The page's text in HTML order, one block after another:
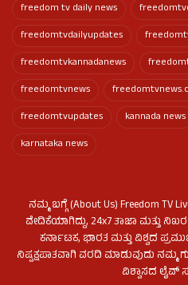
freedom tv daily news
freedomtvdailyupdates
freedomtvkannadanews
freedomtvnews
freedomtvupdates
kannada news
karnataka news
ನಮ್ಮ ಬಗ್ಗೆ (About Us) Freedom TV
ವೇದಿಕೆಯಾಗಿದ್ದು, 24x7 ತಾಜಾ ಮತ್ತು ನಿಖರ
ಕರ್ನಾಟಕ, ಭಾರತ ಮತ್ತು ವಿಶ್ವದ
ನಿಷ್ಪಕ್ಷಪಾತವಾಗಿ ವರದಿ ಮಾಡುವುದು ನಮ್ಮ
ವಿಶ್ವಾಸದ ಲೈವ್